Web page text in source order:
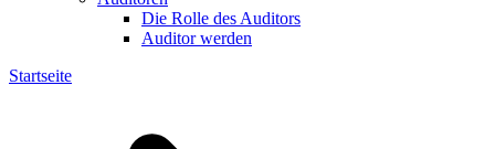
Die Rolle des Auditors
Auditor werden
Startseite